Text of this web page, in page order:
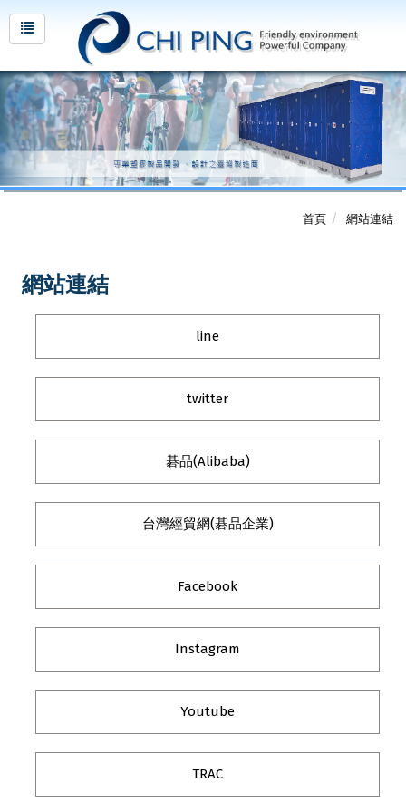
首頁 網站連結
網站連結
line
twitter
碁品(Alibaba)
台灣經貿網(碁品企業)
Facebook
Instagram
Youtube
TRAC